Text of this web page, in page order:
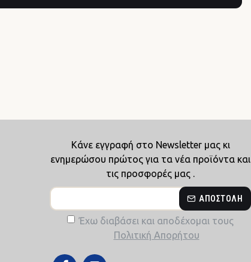
Κάνε εγγραφή στο Newsletter μας κι
ενημερώσου πρώτος για τα νέα προϊόντα και
τις προσφορές μας .
ΑΠΟΣΤΟΛΉ
Έχω διαβάσει και αποδέχομαι τους
Πολιτική Απορήτου